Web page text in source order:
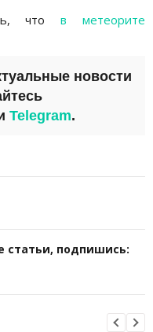
чтов метеорите
новости
Telegram.
статьи, подпишись: